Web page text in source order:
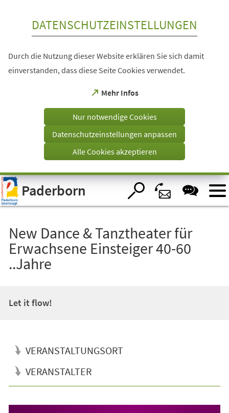
Visuelle
Assistenzsoftware
öffnen.
DATENSCHUTZEINSTELLUNGEN
Durch die Nutzung dieser Website erklären Sie sich damit
einverstanden, dass diese Seite Cookies verwendet.
Mehr Infos
(Öffnet
einem
Tab)
Nur notwendige Cookies
Datenschutzeinstellungen anpassen
Alle Cookies akzeptieren
Paderborn
New Dance & Tanztheater für
Erwachsene Einsteiger 40-60
..Jahre
Let it flow!
VERANSTALTUNGSORT
VERANSTALTER